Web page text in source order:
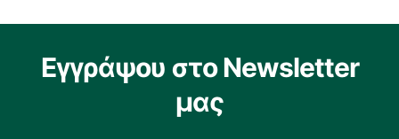
Εγγράψου στο Newsletter
μας